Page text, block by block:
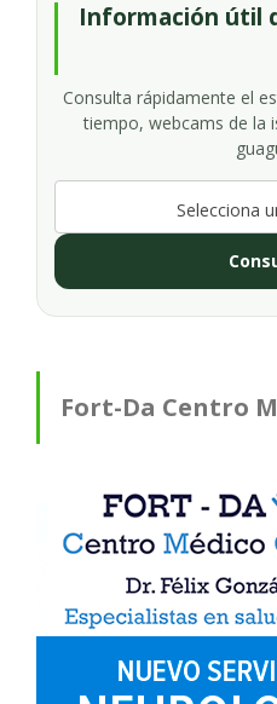
Información útil
Consulta rápidamente el
tiempo, webcams de la
Selecciona
Fort-Da Centro